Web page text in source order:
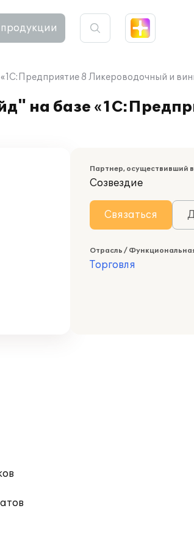
8 Ликероводочный и
на базе
Партнер, осуществивший
Созвездие
Связаться
Отрасль /
Торговля